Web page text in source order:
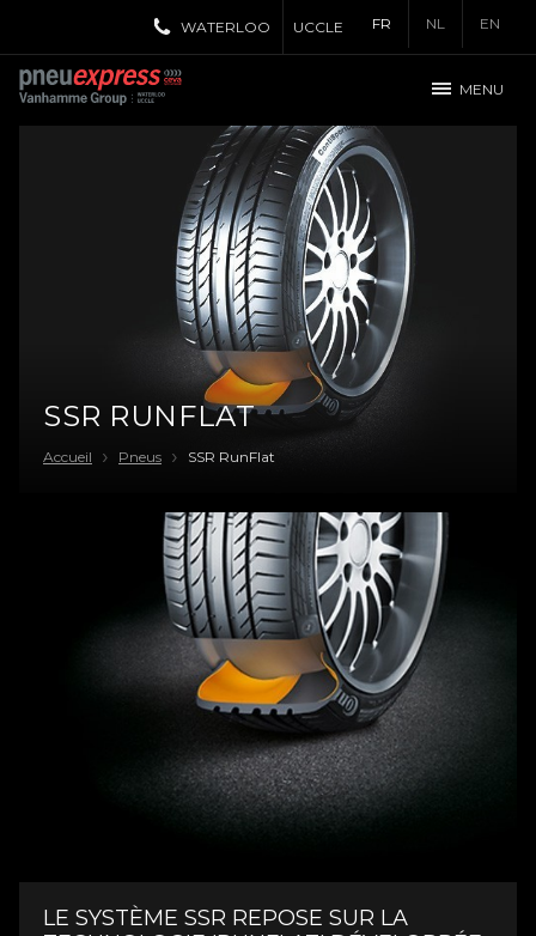
FR NL EN
WATERLOO UCCLE
MENU
SSR RUNFLAT
Accueil Pneus SSR RunFlat
LE SYSTÈME SSR REPOSE SUR LA